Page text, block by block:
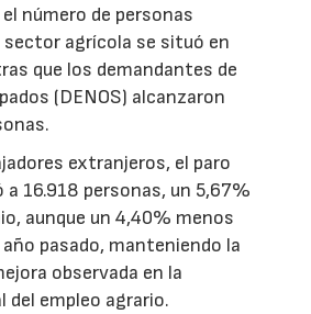
número de personas
sector agrícola se situó en
que los demandantes de
(DENOS) alcanzaron
extranjeros, el paro
16.918 personas, un 5,67%
aunque un 4,40% menos
pasado, manteniendo la
observada en la
del empleo agrario.